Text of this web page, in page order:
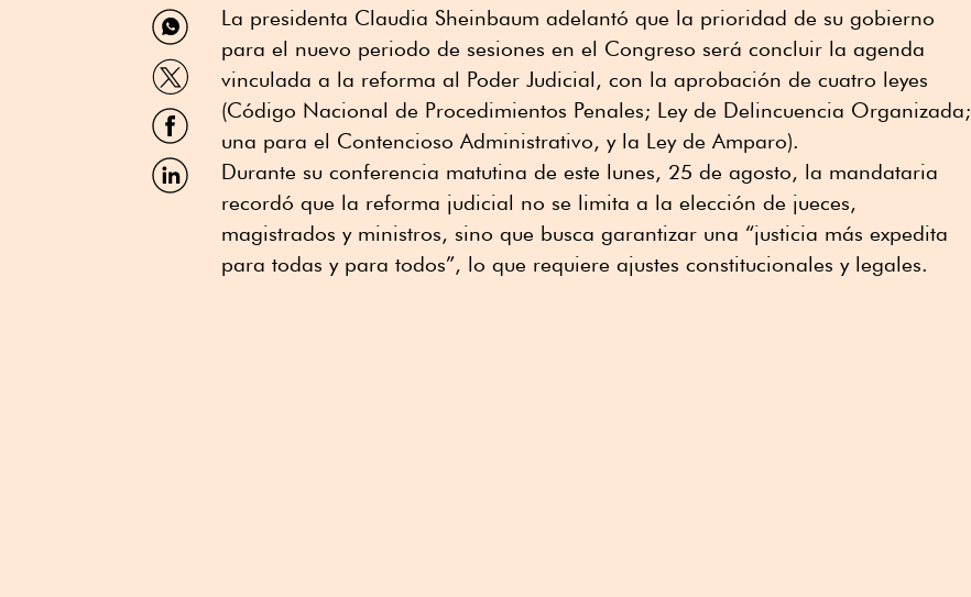
Compartir
por
WhatsApp
Compartir
por
Twitter
Compartir
por
Facebook
Compartir
por
La presidenta Claudia Sheinbaum adelantó que la prioridad de su gobierno
para el nuevo periodo de sesiones en el Congreso será concluir la agenda
vinculada a la reforma al Poder Judicial, con la aprobación de cuatro leyes
(Código Nacional de Procedimientos Penales; Ley de Delincuencia Organizada;
una para el Contencioso Administrativo, y la Ley de Amparo).
Durante su conferencia matutina de este lunes, 25 de agosto, la mandataria
recordó que la reforma judicial no se limita a la elección de jueces,
magistrados y ministros, sino que busca garantizar una “justicia más expedita
para todas y para todos”, lo que requiere ajustes constitucionales y legales.